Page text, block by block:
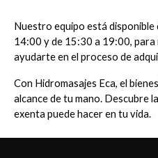
Nuestro equipo está disponible
14:00 y de 15:30 a 19:00,
ayudarte en el proceso de
Con Hidromasajes Eca, el
alcance de tu mano. Descubre
exenta puede hacer en tu vida.